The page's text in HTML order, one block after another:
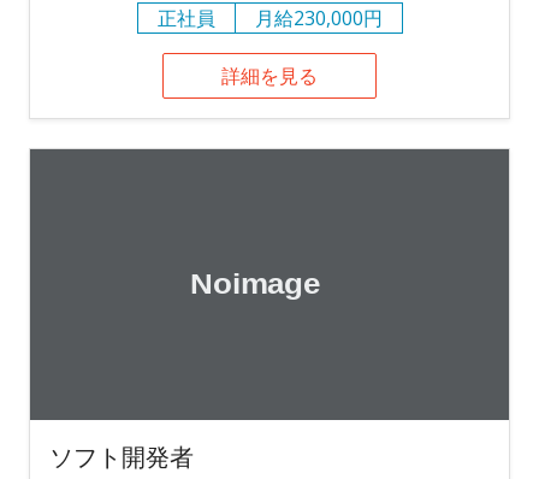
正社員
月給230,000円
詳細を見る
ソフト開発者